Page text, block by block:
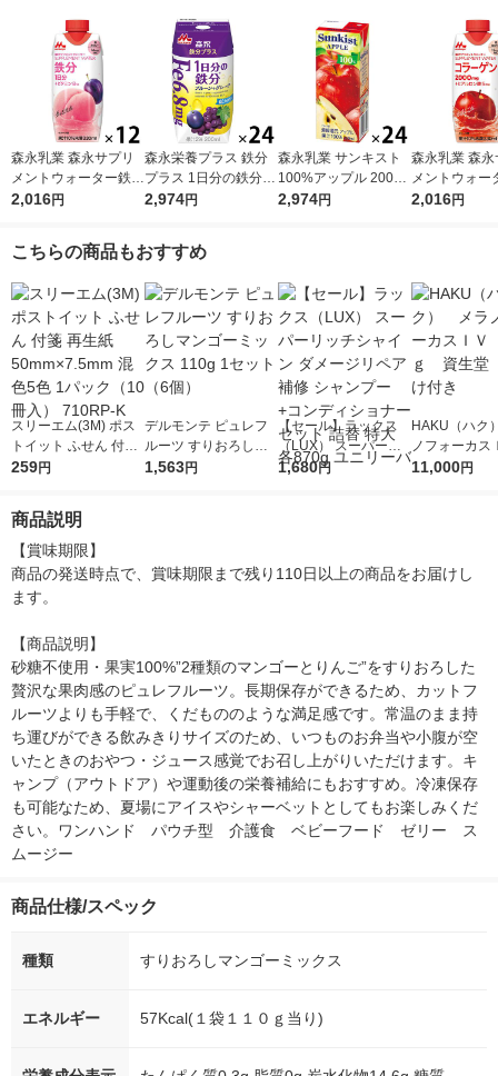
森永乳業 森永サプリ
メントウォーター鉄分
香るもも水 330ml 1箱
2,016円
森永栄養プラス 鉄分
プラス 1日分の鉄分
プルーン＋グレープ 2
リメントドリンク 森
2,974円
森永乳業 サンキスト
100%アップル 200ml
1箱（24本入）リンゴ
2,974円
森永乳業 森永
メントウォー
ラーゲン 香る
2,016円
こちらの商品もおすすめ
スリーエム(3M) ポス
トイット ふせん 付箋
再生紙 50mm×7.5mm
259円
デルモンテ ピュレフ
ルーツ すりおろしマ
ンゴーミックス 110g
1,563円
【セール】ラックス
（LUX） スーパーリ
ッチシャイン ダメー
1,680円
HAKU（ハ
ノフォーカ
5ｇ 資生堂
11,000円
商品説明
【賞味期限】
商品の発送時点で、賞味期限まで残り110日以上の商品をお届けし
ます。
【商品説明】
砂糖不使用・果実100%”2種類のマンゴーとりんご”をすりおろした
贅沢な果肉感のピュレフルーツ。長期保存ができるため、カットフ
ルーツよりも手軽で、くだもののような満足感です。常温のまま持
ち運びができる飲みきりサイズのため、いつものお弁当や小腹が空
いたときのおやつ・ジュース感覚でお召し上がりいただけます。キ
ャンプ（アウトドア）や運動後の栄養補給にもおすすめ。冷凍保存
も可能なため、夏場にアイスやシャーベットとしてもお楽しみくだ
さい。ワンハンド　パウチ型　介護食　ベビーフード　ゼリー　ス
ムージー
商品仕様/スペック
種類 すりおろしマンゴーミックス
エネルギー 57Kcal(１袋１１０ｇ当り)